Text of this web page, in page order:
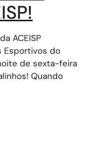
ACEISP
Esportivos do
de sexta-feira
Quando